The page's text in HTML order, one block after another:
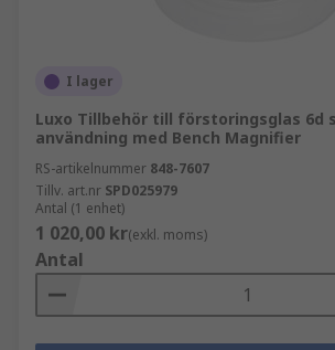
I lager
Luxo Tillbehör till förstoringsglas 6d
användning med Bench Magnifier
RS-artikelnummer 848-7607
Tillv. art.nr SPD025979
Antal (1 enhet)
1 020,00 kr(exkl. moms)
Antal